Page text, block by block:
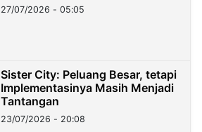
27/07/2026 - 05:05
Sister City: Peluang Besar, tetapi
Implementasinya Masih Menjadi
Tantangan
23/07/2026 - 20:08